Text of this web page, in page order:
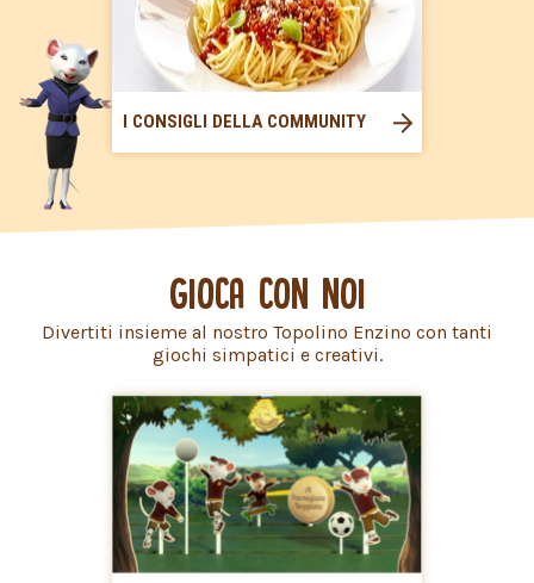
I CONSIGLI DELLA COMMUNITY
GIOCA CON NOI
Divertiti insieme al nostro Topolino Enzino con tanti
giochi simpatici e creativi.